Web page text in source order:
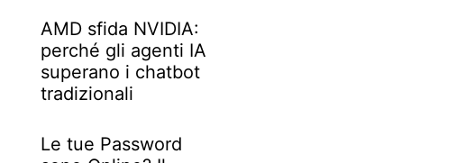
AMD sfida NVIDIA:
perché gli agenti IA
superano i chatbot
tradizionali
Le tue Password